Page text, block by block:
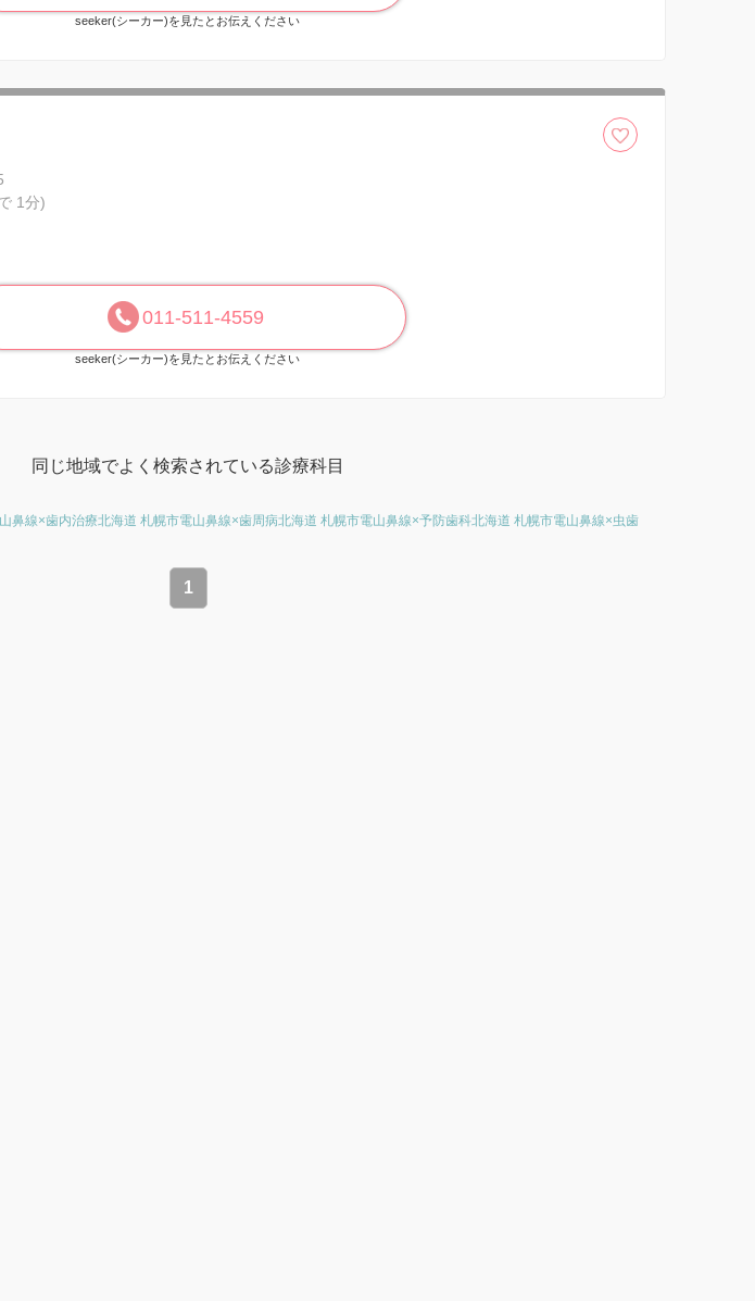
seeker(シーカー)を見たとお伝えください
1分)
011-511-4559
seeker(シーカー)を見たとお伝えください
同じ地域でよく検索されている診療科目
鼻線×歯内治療北海道 札幌市電山鼻線×歯周病北海道 札幌市電山鼻線×予防歯科北海道 札幌市電山鼻線×虫歯
1